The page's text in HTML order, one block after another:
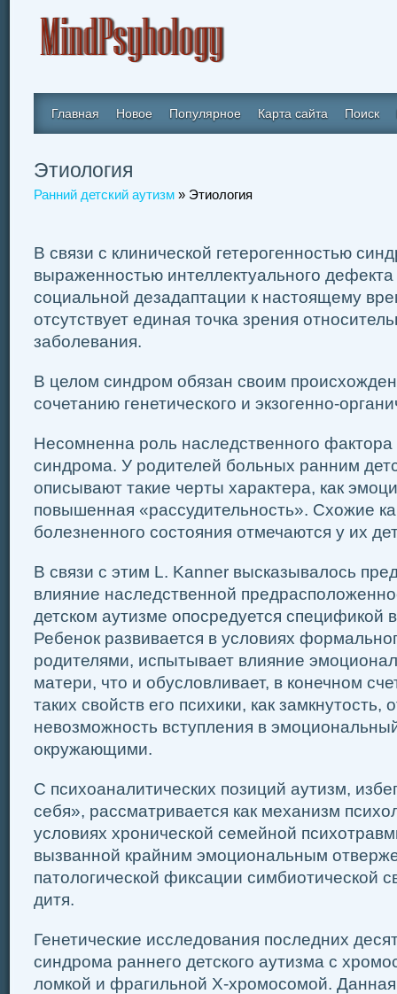
Главная Новое Популярное Карта сайта Поиск
Этиология
Ранний детский аутизм » Этиология
В связи с клинической гетерогенностью
выраженностью интеллектуального
социальной дезадаптации к настоящему
отсутствует единая точка зрения
заболевания.
В целом синдром обязан своим
сочетанию генетического и экзогенно-
Несомненна роль наследственного
синдрома. У родителей больных ранним
описывают такие черты характера, как
повышенная «рассудительность». Схожие
болезненного состояния отмечаются у их
В связи с этим L. Kanner высказывалось
влияние наследственной
детском аутизме опосредуется спецификой
Ребенок развивается в условиях
родителями, испытывает влияние
матери, что и обусловливает, в конечном
таких свойств его психики, как замкнутость,
невозможность вступления в
окружающими.
С психоаналитических позиций аутизм,
себя», рассматривается как механизм
условиях хронической семейной
вызванной крайним эмоциональным
патологической фиксации симбиотической
дитя.
Генетические исследования последних
синдрома раннего детского аутизма с
ломкой и фрагильной Х-хромосомой.